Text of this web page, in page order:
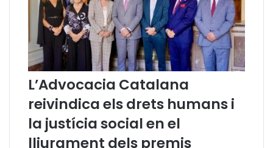
e
l
s
r
e
f
u
g
i
a
t
L’Advocacia Catalana
reivindica els drets humans i
la justícia social en el
lliurament dels premis